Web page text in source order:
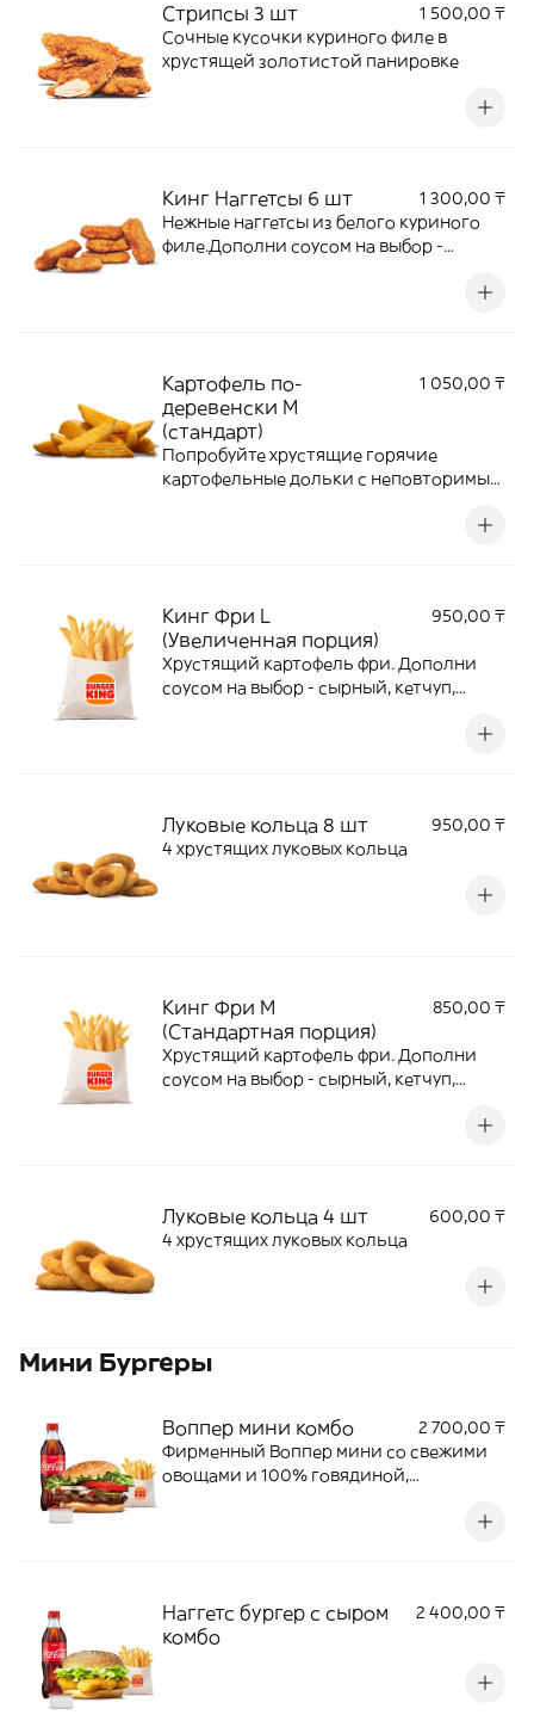
Стрипсы 3 шт
1 500,00 ₸
Сочные кусочки куриного филе в
хрустящей золотистой панировке
Кинг Наггетсы 6 шт
1 300,00 ₸
Нежные наггетсы из белого куриного
филе.Дополни соусом на выбор -
Картофель по-
деревенски M
(стандарт)
1 050,00 ₸
Попробуйте хрустящие горячие
картофельные дольки с неповторимым
Кинг Фри L
(Увеличенная порция)
950,00 ₸
Хрустящий картофель фри. Дополни
соусом на выбор - сырный, кетчуп,
Луковые кольца 8 шт
950,00 ₸
4 хрустящих луковых кольца
Кинг Фри М
(Стандартная порция)
850,00 ₸
Хрустящий картофель фри. Дополни
соусом на выбор - сырный, кетчуп,
Луковые кольца 4 шт
600,00 ₸
4 хрустящих луковых кольца
Мини Бургеры
Воппер мини комбо
2 700,00 ₸
Фирменный Воппер мини со свежими
овощами и 100% говядиной,
Наггетс бургер с сыром
комбо
2 400,00 ₸